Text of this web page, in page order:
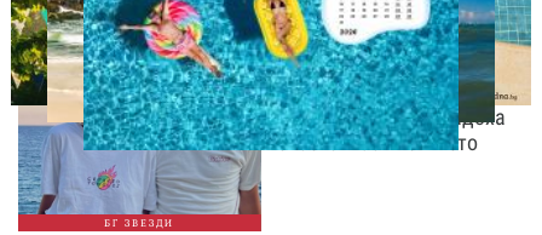
БГ ЗВЕЗДИ
СВОБОДНО ВРЕМЕ
„Тук сме най-щастливи“:
Радина Кърджилова и
Пламен Димов издадоха
своето любимо място